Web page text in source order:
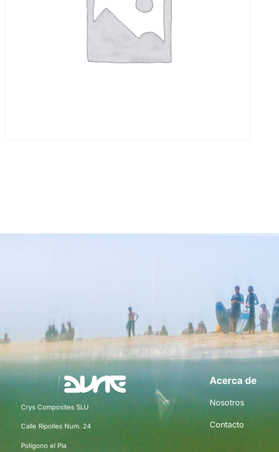
Crys Composites SLU
Calle Ripolles Num. 24
Polígono el Pla
Acerca de
Nosotros
Contacto